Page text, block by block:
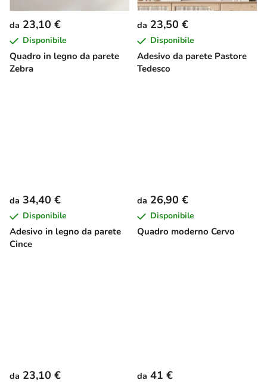
Quadro in legno da parete
Zebra
da 23,10 €
Disponibile
Adesivo da parete Pastore
Tedesco
da 23,50 €
Disponibile
Adesivo in legno da parete
Cince
da 34,40 €
Disponibile
Quadro moderno Cervo
da 26,90 €
Disponibile
da 23,10 € da 41 €